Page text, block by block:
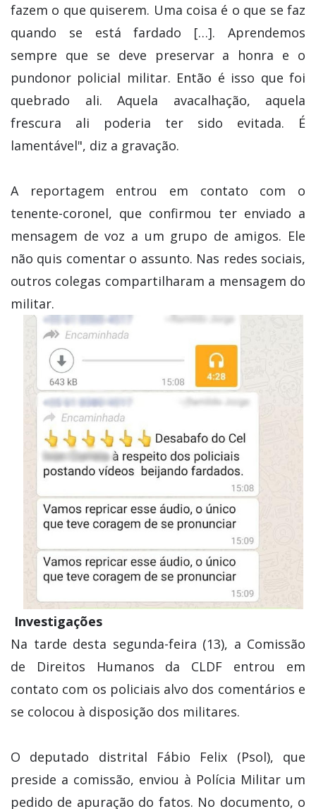
fazem o que quiserem. Uma coisa é o que se faz
quando se está fardado […]. Aprendemos
sempre que se deve preservar a honra e o
pundonor policial militar. Então é isso que foi
quebrado ali. Aquela avacalhação, aquela
frescura ali poderia ter sido evitada. É
lamentável", diz a gravação.
A reportagem entrou em contato com o
tenente-coronel, que confirmou ter enviado a
mensagem de voz a um grupo de amigos. Ele
não quis comentar o assunto. Nas redes sociais,
outros colegas compartilharam a mensagem do
militar.
Investigações
Na tarde desta segunda-feira (13), a Comissão
de Direitos Humanos da CLDF entrou em
contato com os policiais alvo dos comentários e
se colocou à disposição dos militares.
O deputado distrital Fábio Felix (Psol), que
preside a comissão, enviou à Polícia Militar um
pedido de apuração do fatos. No documento, o